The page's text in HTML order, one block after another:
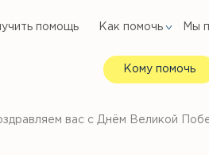
помощь Как помочь Мы
Кому помочь
вас с Днём Великой